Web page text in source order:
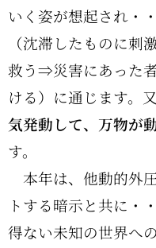
いく姿が想起され・
（沈滞したものに刺
救う⇒災害にあった
ける）に通じます。
気発動して、万物が
す。
本年は、他動的外
トする暗示と共に・
得ない未知の世界へ